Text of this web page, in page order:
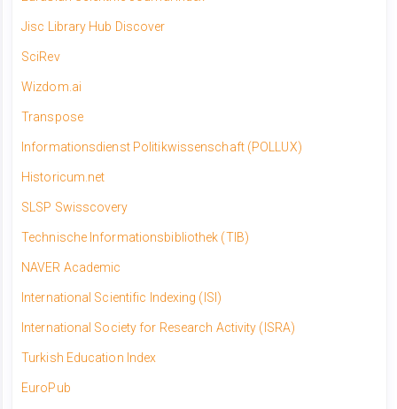
Jisc Library Hub Discover
SciRev
Wizdom.ai
Transpose​
Informationsdienst Politikwissenschaft (POLLUX)
Historicum.net
SLSP Swisscovery
Technische Informationsbibliothek (TIB)
NAVER Academic
International Scientific Indexing (ISI)
International Society for Research Activity (ISRA)
Turkish Education Index
EuroPub